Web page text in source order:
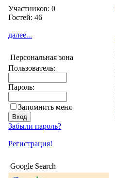
Участников: 0
Гостей: 46
далее...
Персональная зона
Пользователь:
Пароль:
Запомнить меня
Забыли пароль?
Регистрация!
Google Search